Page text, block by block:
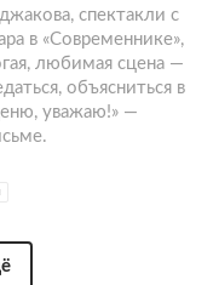
спектакли с
в «Современнике»,
любимая сцена —
объясниться в
уважаю!» —